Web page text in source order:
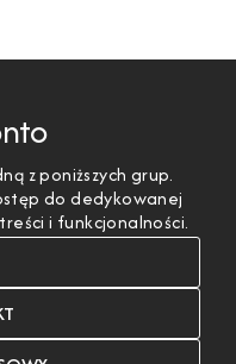
z poniższych grup.
do dedykowanej
i funkcjonalności.